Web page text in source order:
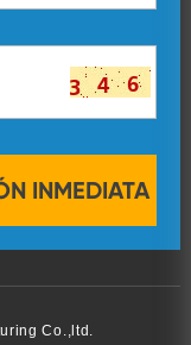
Co.,ltd.